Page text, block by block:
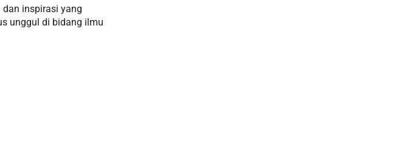
dan inspirasi yang
unggul di bidang ilmu